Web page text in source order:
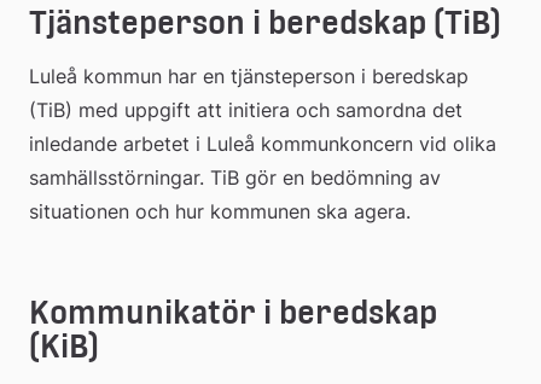
Tjänsteperson i beredskap (TiB)
Luleå kommun har en tjänsteperson i beredskap
(TiB) med uppgift att initiera och samordna det
inledande arbetet i Luleå kommunkoncern vid olika
samhällsstörningar. TiB gör en bedömning av
situationen och hur kommunen ska agera.
Kommunikatör i beredskap
(KiB)